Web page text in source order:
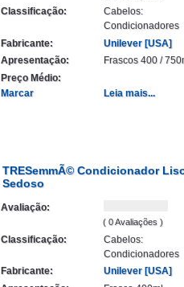
Classificação:
Cabelos:
Condicionadores
Fabricante:
Unilever [USA]
Apresentação:
Frascos 400 /
Preço Médio:
Marcar
Leia mais...
TRESemmÃ© Condicionador
Sedoso
Avaliação:
( 0 Avaliações )
Classificação:
Cabelos:
Condicionadores
Fabricante:
Unilever [USA]